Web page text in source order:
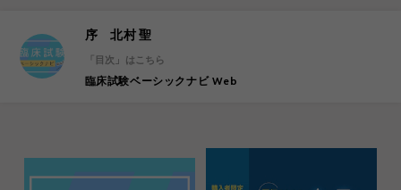
序 北村 聖
「目次」はこちら
臨床試験ベーシックナビ Web